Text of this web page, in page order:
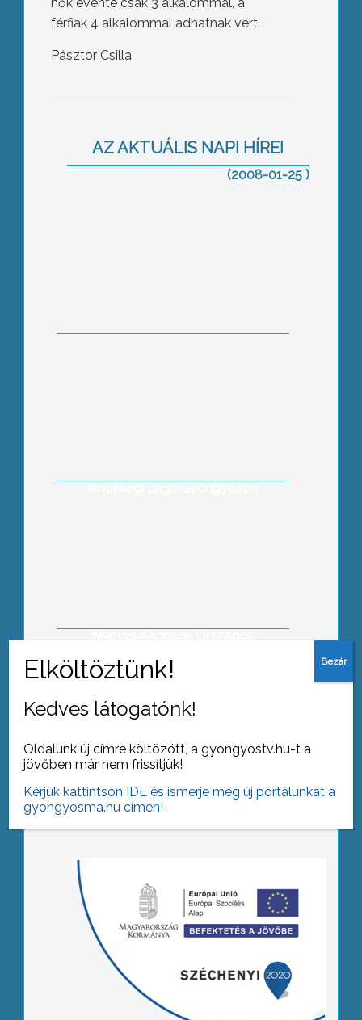
férfiak 4 alkalommal adhatnak vért.
Pásztor Csilla
AZ AKTUÁLIS NAPI HÍREI
(2008-01-25 )
lássa és jól is láttassa”
Tovább az archívumra
Kedves látogatónk!
Oldalunk új címre költözött, a gyongyostv.hu-t a
jövőben már nem frissítjük!
Kérjük kattintson IDE és ismerje meg új portálunkat a
gyongyosma.hu címen!